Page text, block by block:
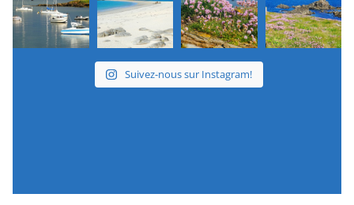
Suivez-nous sur Instagram!